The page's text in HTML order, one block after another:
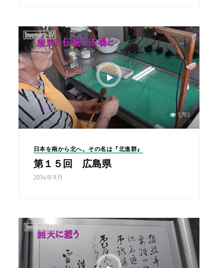
1,793
日本を南から北へ。その名は『北進群』
第１５回 広島県
2014年9月